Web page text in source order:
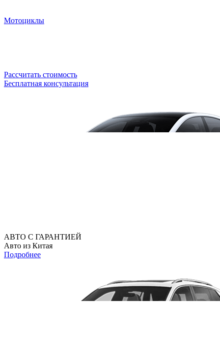
Мотоциклы
Рассчитать стоимость
Бесплатная консультация
АВТО С ГАРАНТИЕЙ
Авто из Китая
Подробнее